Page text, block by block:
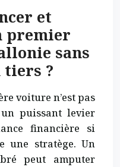
et
premier
sans
tiers ?
voiture n’est pas
puissant levier
financière si
une stratège. Un
peut amputer